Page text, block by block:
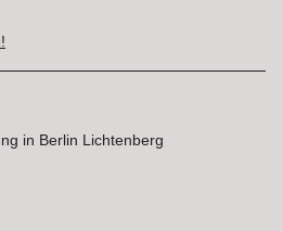
in Berlin Lichtenberg